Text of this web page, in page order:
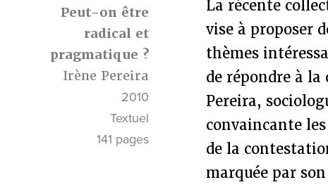
Peut-on être
radical et
pragmatique ?
Irène Pereira
2010
Textuel
141 pages
La récente
vise à proposer
thèmes
de répondre à
Pereira,
convaincante
de la
marquée par